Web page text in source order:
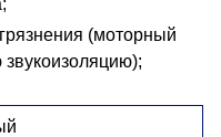
(моторный
звукоизоляцию);